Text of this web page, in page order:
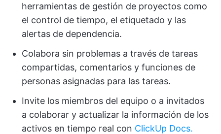
herramientas de gestión de proyectos como
el control de tiempo, el etiquetado y las
alertas de dependencia.
Colabora sin problemas a través de tareas
compartidas, comentarios y funciones de
personas asignadas para las tareas.
Invite los miembros del equipo o a invitados
a colaborar y actualizar la información de los
activos en tiempo real con ClickUp Docs.